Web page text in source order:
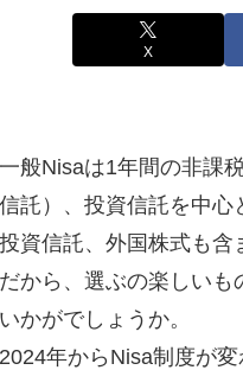
X
般Nisaは1年間の非課
託）、投資信託を中
資信託、外国株式も含
から、選ぶの楽しいも
かがでしょうか。
年からNisa制度が変